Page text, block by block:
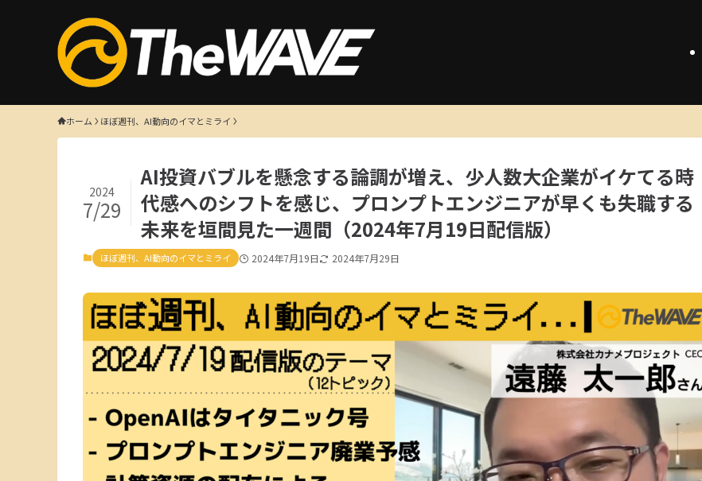
ホーム ほぼ週刊、AI動向のイマとミライ
AI投資バブルを懸念する論調が増え、少人数大企業がイケてる時
代感へのシフトを感じ、プロンプトエンジニアが早くも失職する
未来を垣間見た一週間（2024年7月19日配信版）
2024
7/29
ほぼ週刊、AI動向のイマとミライ 2024年7月19日 2024年7月29日